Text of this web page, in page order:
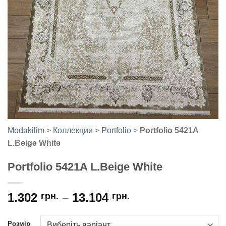
Modakilim > Коллекции > Portfolio > Portfolio 5421A
L.Beige White
Portfolio 5421A L.Beige White
1.302 грн. – 13.104 грн.
Розмір